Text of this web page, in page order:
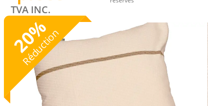
TVA INC.
20
%
Réduction